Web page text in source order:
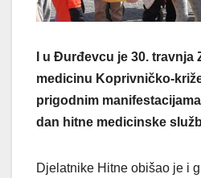
I u Đurđevcu je 30. travnja
medicinu Koprivničko-
prigodnim
dan hitne medicinske
Djelatnike Hitne obišao je i